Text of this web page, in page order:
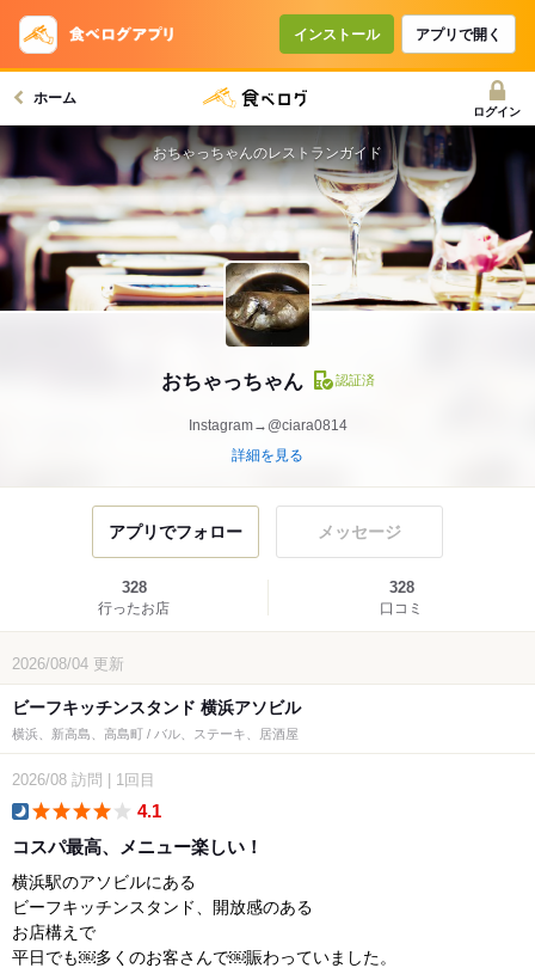
インストール アプリで開く
ホーム
ログイン
おちゃっちゃん 認証済
Instagram→@ciara0814
詳細を見る
おちゃっちゃんのレストランガイド
アプリでフォロー メッセージ
328
行ったお店
328
口コミ
2026/08/04 更新
ビーフキッチンスタンド 横浜アソビル
横浜、新高島、高島町 / バル、ステーキ、居酒屋
2026/08 訪問 1回目
4.1
コスパ最高、メニュー楽しい！
横浜駅のアソビルにある
ビーフキッチンスタンド、開放感のある
お店構えで
平日でも￼多くのお客さんで￼賑わっていました。